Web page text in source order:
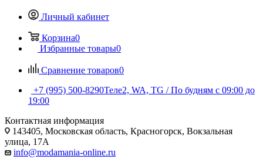
Личный кабинет
Корзина0
Избранные товары0
Сравнение товаров0
+7 (995) 500-8290Теле2, WA, TG / По будням c 09:00 до
19:00
Контактная информация
143405, Московская область, Красногорск, Вокзальная
улица, 17А
info@modamania-online.ru